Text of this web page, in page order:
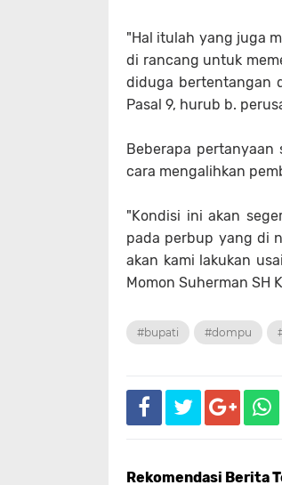
"Hal itulah yang juga
di rancang untuk
diduga bertentangan
Pasal 9, hurub b.
Beberapa
cara mengalihkan
"Kondisi ini akan
pada perbup yang di
akan kami lakukan
Momon Suherman SH
#bupati #dompu
Rekomendasi Berita